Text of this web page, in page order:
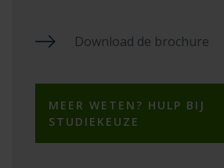
Download de brochure
MEER WETEN? HULP BIJ
STUDIEKEUZE